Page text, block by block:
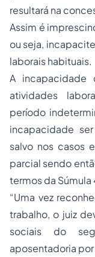
resultará na
Assim é
ou seja,
laborais habituais.
A incapacidade
atividades
período
incapacidade
salvo nos casos
parcial sendo
termos da Súmula
“Uma vez
trabalho, o juiz
sociais do
aposentadoria por